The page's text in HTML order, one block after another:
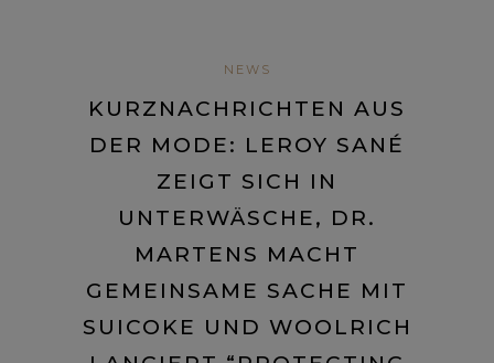
NEWS
KURZNACHRICHTEN AUS
DER MODE: LEROY SANÉ
ZEIGT SICH IN
UNTERWÄSCHE, DR.
MARTENS MACHT
GEMEINSAME SACHE MIT
SUICOKE UND WOOLRICH